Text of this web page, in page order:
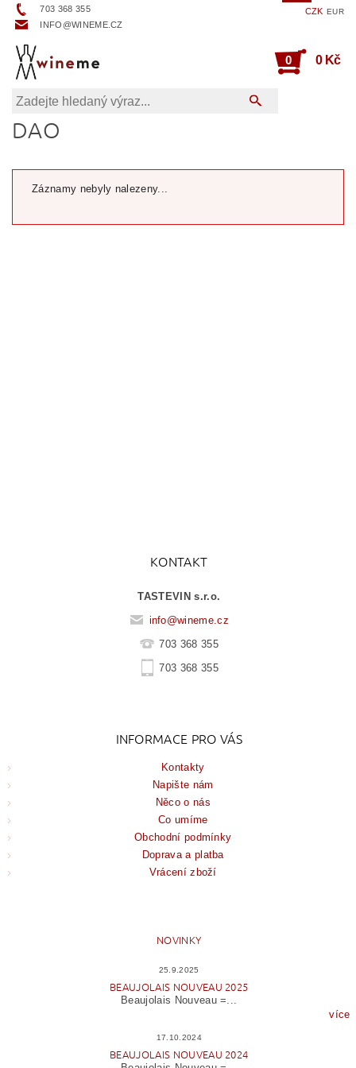
703 368 355
INFO@WINEME.CZ
CZK EUR
0 0 Kč
DAO
Záznamy nebyly nalezeny...
KONTAKT
TASTEVIN s.r.o.
info@wineme.cz
703 368 355
703 368 355
INFORMACE PRO VÁS
Kontakty
Napište nám
Něco o nás
Co umíme
Obchodní podmínky
Doprava a platba
Vrácení zboží
NOVINKY
25.9.2025
BEAUJOLAIS NOUVEAU 2025
Beaujolais Nouveau =...
více
17.10.2024
BEAUJOLAIS NOUVEAU 2024